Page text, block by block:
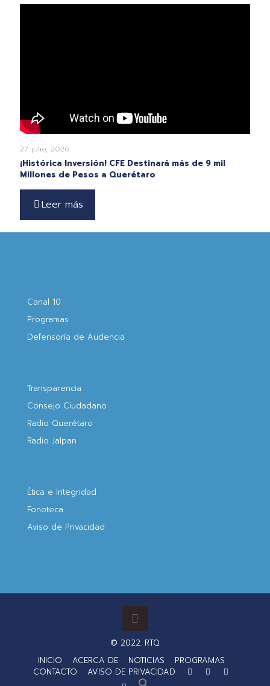
27 julio, 2026
¡Histórica Inversión! CFE Destinará más de 9 mil
Millones de Pesos a Querétaro
Leer más
Canal 10
Programas
Defensoría de Audencia
Transparencia
Consejo Ciudadano
Radio Querétaro
Radio Jalpan
Ética e Integridad
Fonoteca
Aviso de Privacidad
© 2022. RTQ
INICIO
ACERCA DE NOTICIAS
PROGRAMAS
CONTACTO
AVISO DE PRIVACIDAD